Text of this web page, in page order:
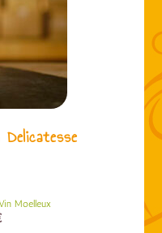
Moelleux